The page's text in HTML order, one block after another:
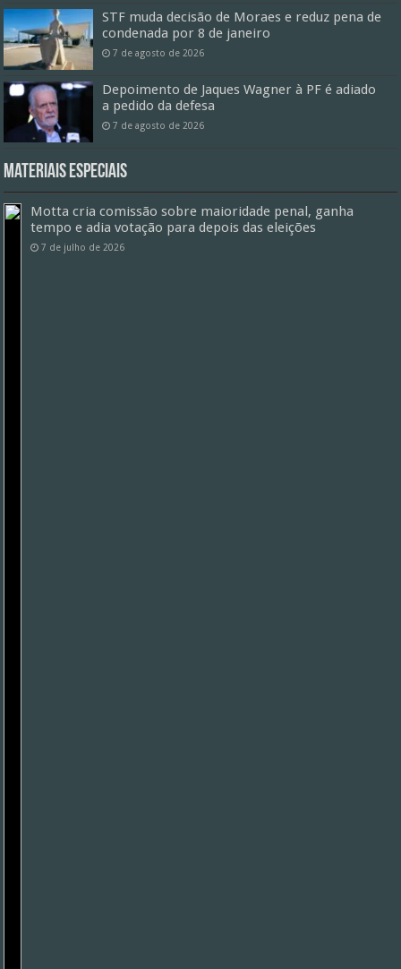
STF muda decisão de Moraes e reduz pena de
condenada por 8 de janeiro
7 de agosto de 2026
Depoimento de Jaques Wagner à PF é adiado
a pedido da defesa
7 de agosto de 2026
Materiais especiais
Motta cria comissão sobre maioridade penal, ganha
tempo e adia votação para depois das eleições
7 de julho de 2026